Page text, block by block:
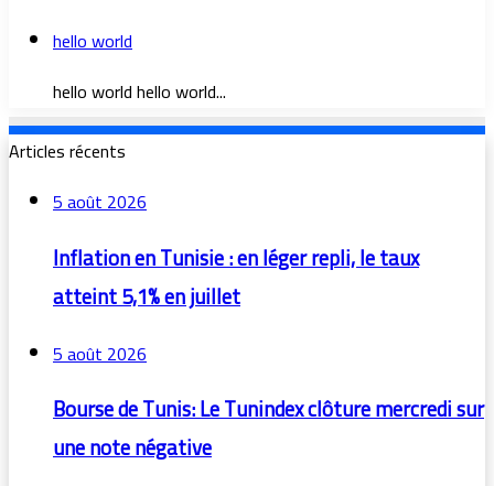
hello world
hello world hello world...
Articles récents
5 août 2026
Inflation en Tunisie : en léger repli, le taux
atteint 5,1% en juillet
5 août 2026
Bourse de Tunis: Le Tunindex clôture mercredi sur
une note négative